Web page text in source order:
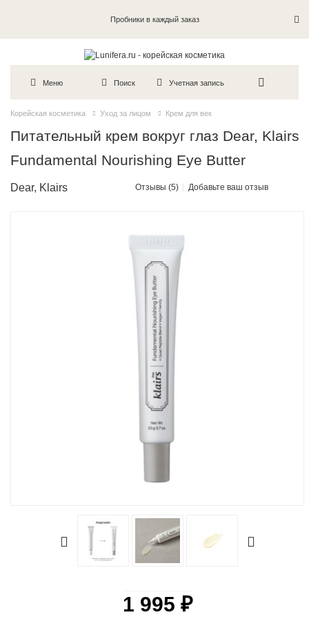
Пробники в каждый заказ
Меню Поиск Учетная запись
Корейская косметика Уход за лицом Крем для век
Питательный крем вокруг глаз Dear, Klairs
Fundamental Nourishing Eye Butter
Dear, Klairs Отзывы (5) Добавьте ваш отзыв
1 995 ₽